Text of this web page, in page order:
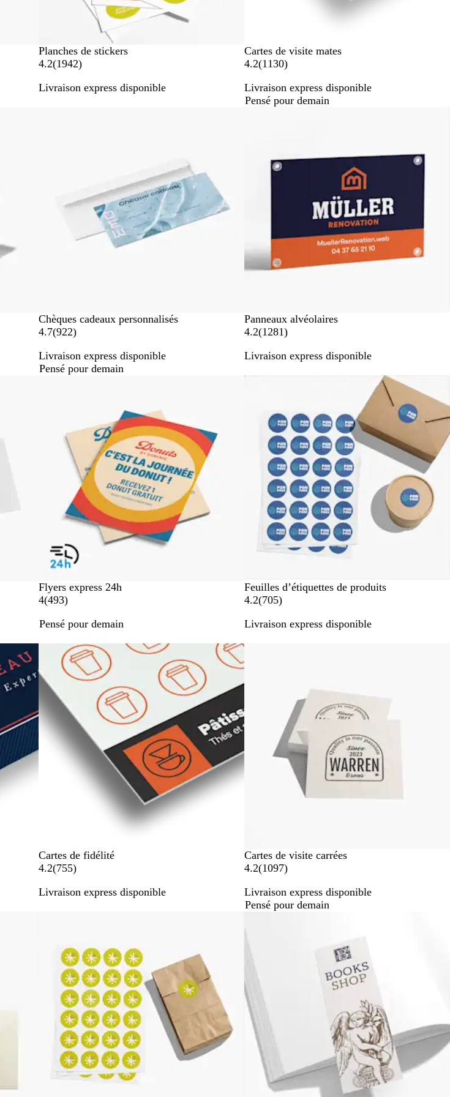
Planches de stickers
4.2(1942a
i
)
Livraison express disponible
Cartes de visite mates
4.2(1130a
i
s
)
Livraison express disponible
Pensé pour demain
Chèques cadeaux personnalisés
4.7(922a
i
s
)
Livraison express disponible
Pensé pour demain
Panneaux alvéolaires
4.2(1281a
i
)
Livraison express disponible
Flyers express 24h
4(493a
i
)
Pensé pour demain
Feuilles d’étiquettes de produits
4.2(705a
i
)
Livraison express disponible
Cartes de fidélité
4.2(755a
i
)
Livraison express disponible
Cartes de visite carrées
4.2(1097a
i
s
)
Livraison express disponible
Pensé pour demain